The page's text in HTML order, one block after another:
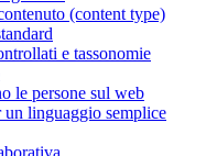
(content type)
e tassonomie
le persone sul web
linguaggio semplice